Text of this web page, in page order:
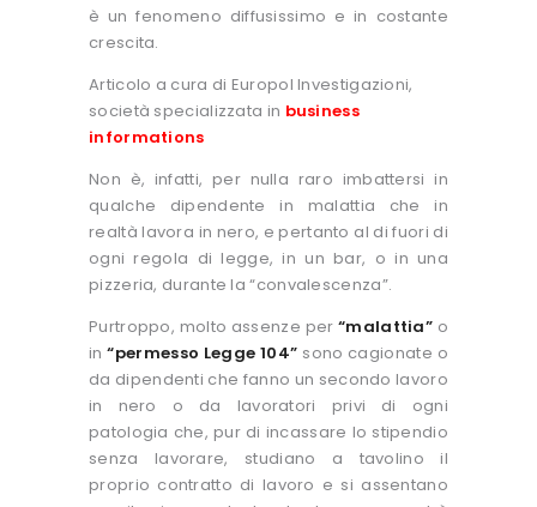
è un fenomeno diffusissimo e in costante
crescita.
Articolo a cura di Europol Investigazioni,
società specializzata in business
informations
Non è, infatti, per nulla raro imbattersi in
qualche dipendente in malattia che in
realtà lavora in nero, e pertanto al di fuori di
ogni regola di legge, in un bar, o in una
pizzeria, durante la “convalescenza”.
Purtroppo, molto assenze per “malattia” o
in “permesso Legge 104” sono cagionate o
da dipendenti che fanno un secondo lavoro
in nero o da lavoratori privi di ogni
patologia che, pur di incassare lo stipendio
senza lavorare, studiano a tavolino il
proprio contratto di lavoro e si assentano